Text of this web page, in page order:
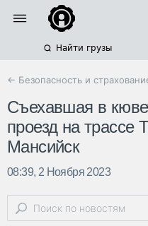
Найти грузы
← Безопасность и
Съехавшая в
проезд на
Мансийск
08:39, 2 Ноября 2023